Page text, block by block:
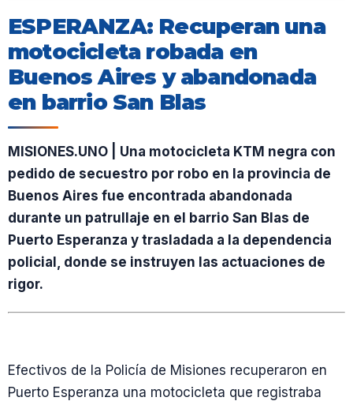
ESPERANZA: Recuperan una
motocicleta robada en
Buenos Aires y abandonada
en barrio San Blas
MISIONES.UNO | Una motocicleta KTM negra con
pedido de secuestro por robo en la provincia de
Buenos Aires fue encontrada abandonada
durante un patrullaje en el barrio San Blas de
Puerto Esperanza y trasladada a la dependencia
policial, donde se instruyen las actuaciones de
rigor.
Efectivos de la Policía de Misiones recuperaron en
Puerto Esperanza una motocicleta que registraba